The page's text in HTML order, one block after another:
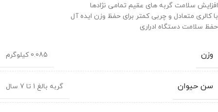
افزایش سلامت گربه های عقیم تمامی نژادها
با کالری متعادل و چربی کمتر برای حفظ وزن ایده آل
حفظ سلامت دستگاه ادراری
وزن 0.085 کیلوگرم
سن حیوان گربه بالغ 1 تا 7 سال